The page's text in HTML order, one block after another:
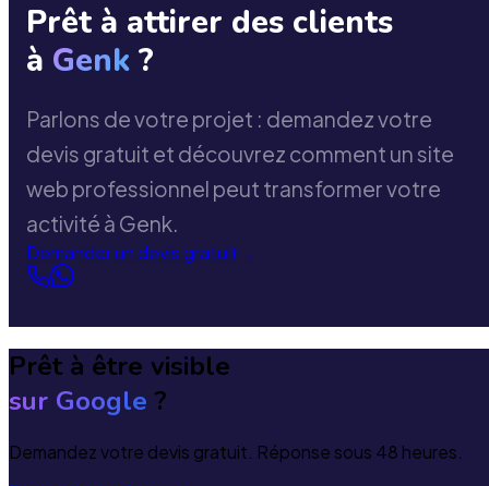
Prêt à attirer des clients
à Genk ?
Parlons de votre projet : demandez votre
devis gratuit et découvrez comment un site
web professionnel peut transformer votre
activité à Genk.
Demander un devis gratuit→
Prêt à être visible
sur Google ?
Demandez votre devis gratuit. Réponse sous 48 heures.